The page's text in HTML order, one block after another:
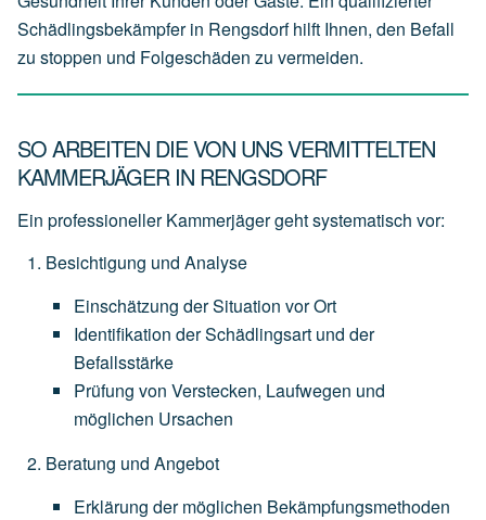
Schädlingsbekämpfer in Rengsdorf hilft Ihnen, den Befall
zu stoppen und Folgeschäden zu vermeiden.
SO ARBEITEN DIE VON UNS VERMITTELTEN
KAMMERJÄGER IN RENGSDORF
Ein professioneller Kammerjäger geht systematisch vor:
Besichtigung und Analyse
Einschätzung derSituation vorOrt
Identifikation derSchädlingsart und der
Befallsstärke
Prüfung von Verstecken, Laufwegen und
möglichen Ursachen
Beratung und Angebot
Erklärung der möglichen Bekämpfungsmethoden